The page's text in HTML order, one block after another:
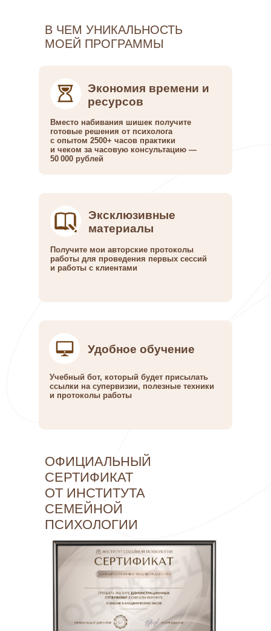
В ЧЕМ УНИКАЛЬНОСТЬ
МОЕЙ ПРОГРАММЫ
ОФИЦИАЛЬНЫЙ
СЕРТИФИКАТ
ОТ ИНСТИТУТА
СЕМЕЙНОЙ
ПСИХОЛОГИИ
Экономия времени и
ресурсов
Вместо набивания шишек получите
готовые решения от психолога
с опытом 2500+ часов практики
и чеком за часовую консультацию —
50 000 рублей
Удобное обучение
Учебный бот, который будет присылать
ссылки на супервизии, полезные техники
и протоколы работы
Эксклюзивные
материалы
Получите мои авторские протоколы
работы для проведения первых сессий
и работы с клиентами